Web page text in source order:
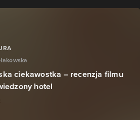
ciekawostka – recenzja filmu
hotel